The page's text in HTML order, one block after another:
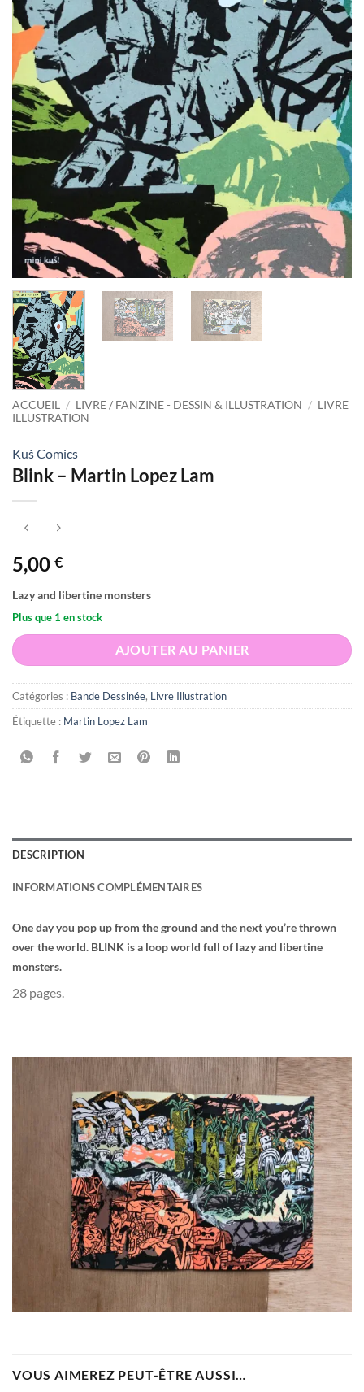
ACCUEIL / LIVRE / FANZINE - DESSIN & ILLUSTRATION / LIVRE
ILLUSTRATION
Kuš Comics
Blink – Martin Lopez Lam
5,00 €
Lazy and libertine monsters
Plus que 1 en stock
AJOUTER AU PANIER
Catégories : Bande Dessinée, Livre Illustration
Étiquette : Martin Lopez Lam
DESCRIPTION
INFORMATIONS COMPLÉMENTAIRES
One day you pop up from the ground and the next you’re thrown
over the world. BLINK is a loop world full of lazy and libertine
monsters.
28 pages.
VOUS AIMEREZ PEUT-ÊTRE AUSSI…